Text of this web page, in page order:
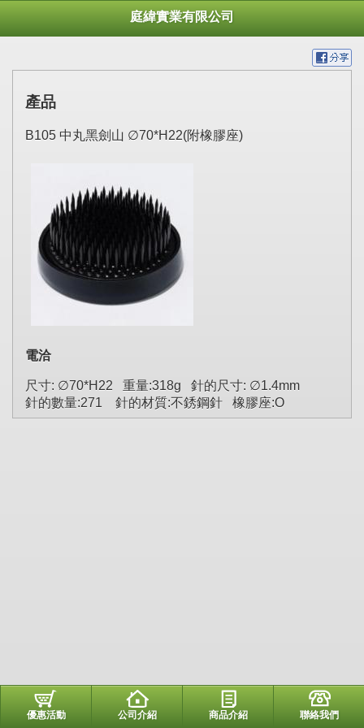
庭緯實業有限公司
產品
B105 中丸黑劍山 ∅70*H22(附橡膠座)
電洽
尺寸: ∅70*H22 重量:318g 針的尺寸: ∅1.4mm
針的數量:271 針的材質:不銹鋼針 橡膠座:O
優惠活動 公司介紹 商品介紹 聯絡我們